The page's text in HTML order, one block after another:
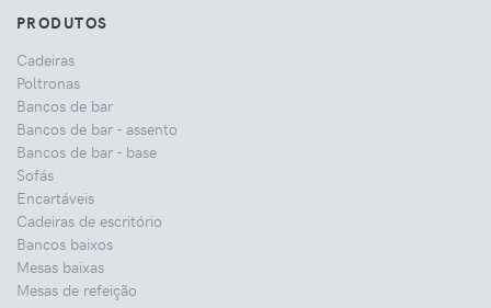
PRODUTOS
Cadeiras
Poltronas
Bancos de bar
Bancos de bar - assento
Bancos de bar - base
Sofás
Encartáveis
Cadeiras de escritório
Bancos baixos
Mesas baixas
Mesas de refeição